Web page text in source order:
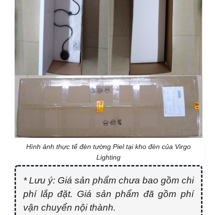
Hình ảnh thực tế đèn tường Piel tại kho đèn của Virgo
Lighting
* Lưu ý: Giá sản phẩm chưa bao gồm chi
phí lắp đặt. Giá sản phẩm đã gồm phí
vận chuyển nội thành.